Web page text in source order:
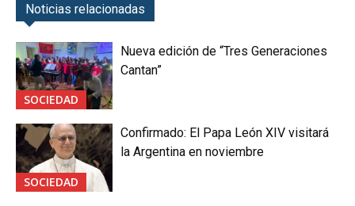
Noticias relacionadas
SOCIEDAD
Nueva edición de “Tres Generaciones
Cantan”
SOCIEDAD
Confirmado: El Papa León XIV visitará
la Argentina en noviembre